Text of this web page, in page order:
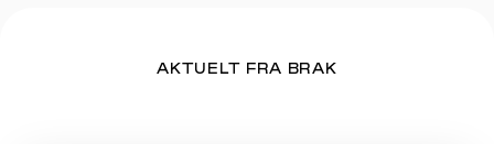
AKTUELT FRA BRAK